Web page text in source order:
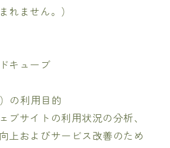
れません。）
キューブ
の利用目的
ブサイトの利用状況の分析、
上およびサービス改善のため